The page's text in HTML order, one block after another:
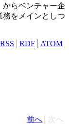
からベンチャー企
をメインとしつ
RSS RDF ATOM
前へ 次へ